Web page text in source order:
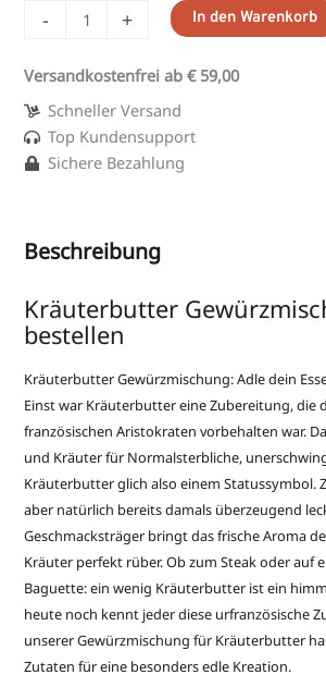
- + In den Warenkorb
Versandkostenfrei ab € 59,00
Schneller Versand
Top Kundensupport
Sichere Bezahlung
Beschreibung
Kräuterbutter
bestellen
Kräuterbutter Gewürzmischung: Adle dein
Einst war Kräuterbutter eine Zubereitung, die
französischen Aristokraten vorbehalten war.
und Kräuter für Normalsterbliche,
Kräuterbutter glich also einem Statussymbol.
aber natürlich bereits damals überzeugend
Geschmacksträger bringt das frische Aroma
Kräuter perfekt rüber. Ob zum Steak oder auf
Baguette: ein wenig Kräuterbutter ist ein
heute noch kennt jeder diese urfranzösische
unserer Gewürzmischung für Kräuterbutter
Zutaten für eine besonders edle Kreation.